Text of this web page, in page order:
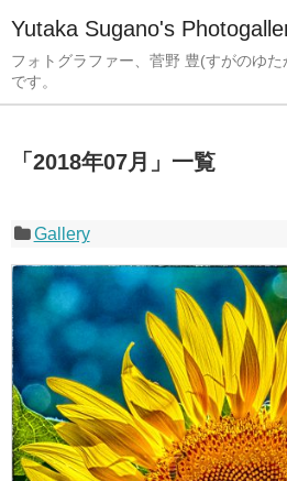
Yutaka Sugano's
フォトグラファー、菅野 豊(すがのゆ
です。
「 2018年07月 」 一覧
Gallery